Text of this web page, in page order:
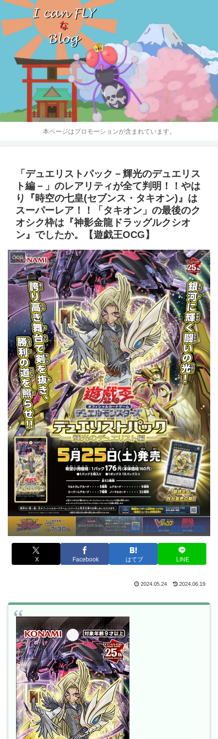
本ページはプロモーションが含まれています。
「デュエリストパック－輝光のデュエリス
ト編－」のレアリティが全て判明！！やは
り『時空の七皇(セブンス・タキオン)』は
スーパーレア！！「タキオン」の最後のク
オシク枠は『神影金龍ドラッグルクシオ
ン』でしたか。【遊戯王OCG】
OCG
出典:【公式】遊戯王OCG
X Facebook はてブ LINE
2024.05.24 2024.06.19